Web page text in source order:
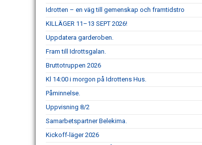
Idrotten – en väg till gemenskap och framtidstro
KILLÄGER 11–13 SEPT 2026!
Uppdatera garderoben.
Fram till Idrottsgalan.
Bruttotruppen 2026
Kl 14:00 i morgon på Idrottens Hus.
Påminnelse.
Uppvisning 8/2
Samarbetspartner Belekima.
Kickoff-läger 2026